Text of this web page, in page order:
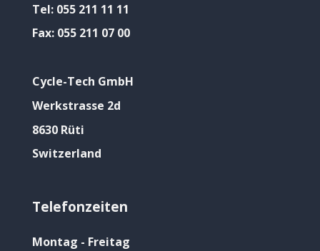
Tel: 055 211 11 11
Fax: 055 211 07 00
Cycle-Tech GmbH
Werkstrasse 2d
8630 Rüti
Switzerland
Telefonzeiten
Montag - Freitag